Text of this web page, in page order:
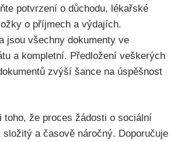
potvrzení o důchodu, lékařské
o příjmech a výdajích.
jsou všechny dokumenty ve
a kompletní. Předložení veškerých
zvýší šance na úspěšnost
toho, že proces žádosti o sociální
a časově náročný. Doporučuje